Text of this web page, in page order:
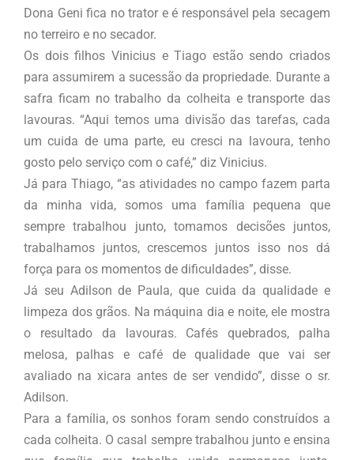
Dona Geni fica no trator e é responsável pela secagem
no terreiro e no secador.
Os dois filhos Vinicius e Tiago estão sendo criados
para assumirem a sucessão da propriedade. Durante a
safra ficam no trabalho da colheita e transporte das
lavouras. “Aqui temos uma divisão das tarefas, cada
um cuida de uma parte, eu cresci na lavoura, tenho
gosto pelo serviço com o café,” diz Vinicius.
Já para Thiago, “as atividades no campo fazem parta
da minha vida, somos uma família pequena que
sempre trabalhou junto, tomamos decisões juntos,
trabalhamos juntos, crescemos juntos isso nos dá
força para os momentos de dificuldades”, disse.
Já seu Adilson de Paula, que cuida da qualidade e
limpeza dos grãos. Na máquina dia e noite, ele mostra
o resultado da lavouras. Cafés quebrados, palha
melosa, palhas e café de qualidade que vai ser
avaliado na xicara antes de ser vendido”, disse o sr.
Adilson.
Para a família, os sonhos foram sendo construídos a
cada colheita. O casal sempre trabalhou junto e ensina